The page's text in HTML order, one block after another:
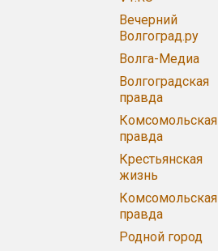
Вечерний
Волгоград.ру
Волга-Медиа
Волгоградская
правда
Комсомольская
правда
Крестьянская
жизнь
Комсомольская
правда
Родной город